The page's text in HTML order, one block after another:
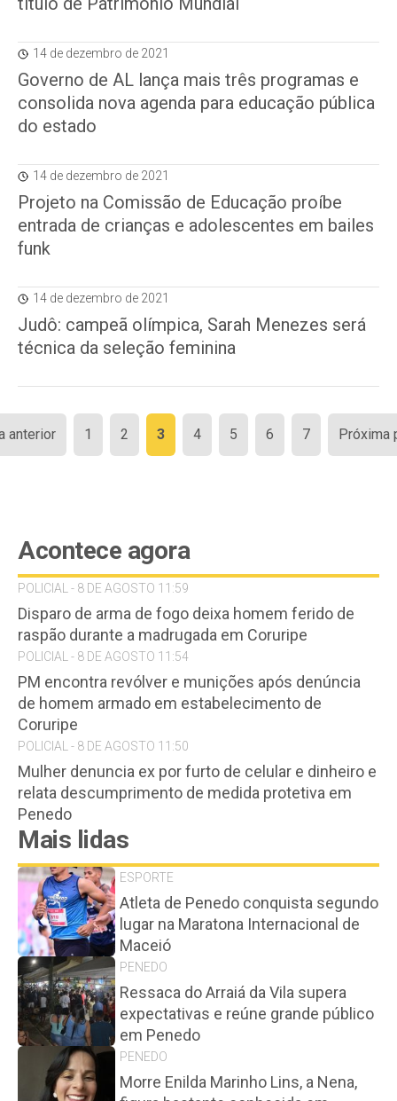
14 de dezembro de 2021
Governo de AL lança mais três programas e
consolida nova agenda para educação pública
do estado
14 de dezembro de 2021
Projeto na Comissão de Educação proíbe
entrada de crianças e adolescentes em bailes
funk
14 de dezembro de 2021
Judô: campeã olímpica, Sarah Menezes será
técnica da seleção feminina
Paginação
de
anterior 1 2 3 4 5 6 7 Próxima
Acontece agora
POLICIAL - 8 DE AGOSTO 11:59
Disparo de arma de fogo deixa homem ferido de
raspão durante a madrugada em Coruripe
POLICIAL - 8 DE AGOSTO 11:54
PM encontra revólver e munições após denúncia
de homem armado em estabelecimento de
Coruripe
POLICIAL - 8 DE AGOSTO 11:50
Mulher denuncia ex por furto de celular e dinheiro e
relata descumprimento de medida protetiva em
Penedo
Mais lidas
ESPORTE
Atleta de Penedo conquista segundo
lugar na Maratona Internacional de
Maceió
PENEDO
Ressaca do Arraiá da Vila supera
expectativas e reúne grande público
em Penedo
PENEDO
Morre Enilda Marinho Lins, a Nena,